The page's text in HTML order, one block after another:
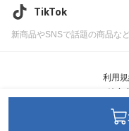
TikTok
新商品やSNSで話題の商品な
利用